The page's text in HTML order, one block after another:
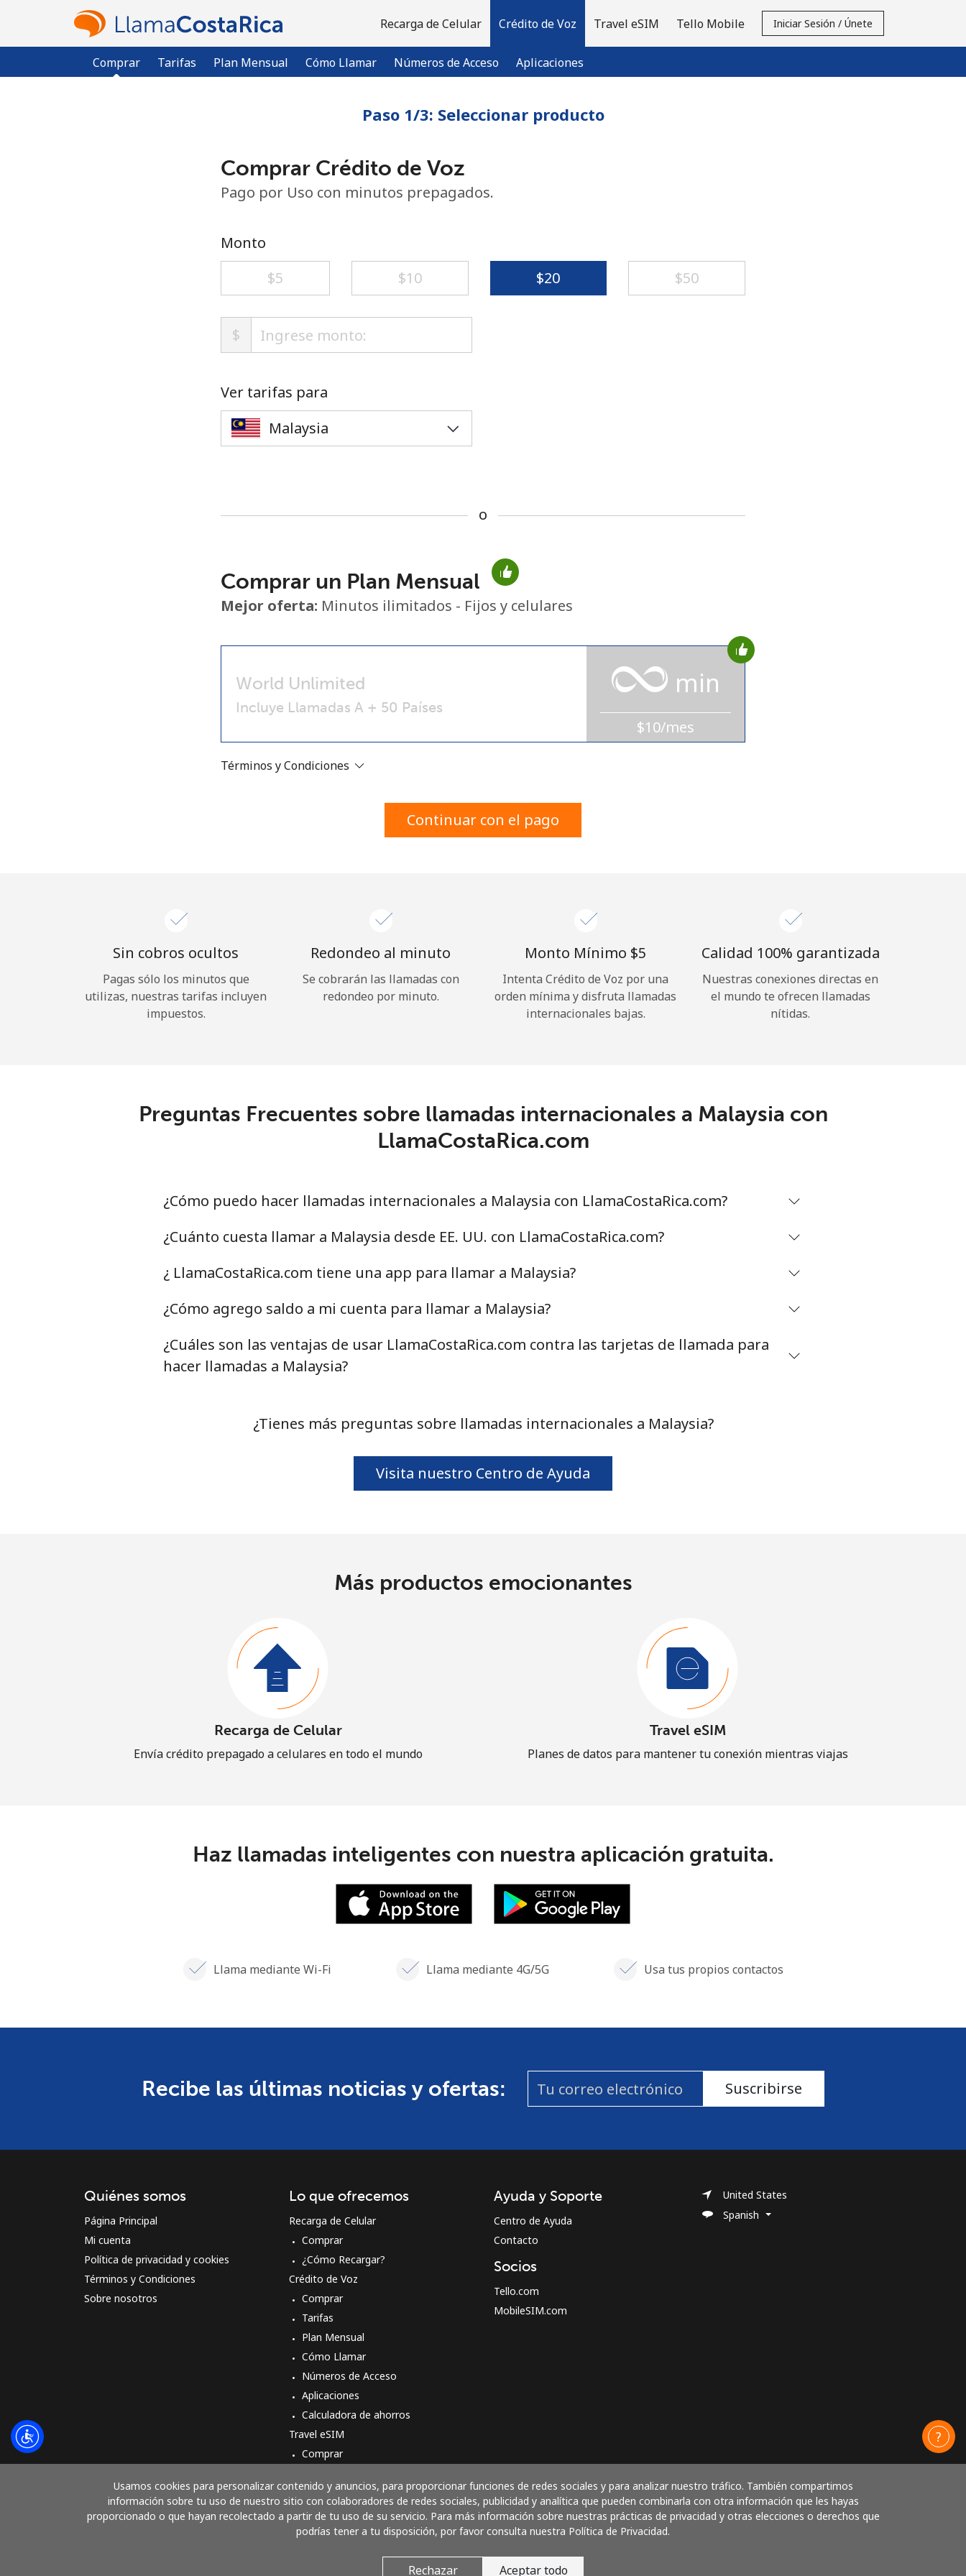
Recarga de Celular Crédito de Voz
Comprar Tarifas Plan Mensual Cómo Llamar Números de Acceso Aplicaciones
Travel eSIM Tello Mobile Iniciar Sesión / Únete
No se ha creado una contraseña
Mínimo 8 caracteres
Un número
Al abrir una cuenta en este sitio web, estoy de
¿Olvidaste tu contraseña? →
Iniciar Sesión
Paso 1/3: Seleccionar producto
Comprar Crédito de Voz
Pago por Uso con minutos prepagados.
Monto
⁦$5⁩
⁦$10⁩ ⁦$20⁩ ⁦$50⁩
$
Ver tarifas para
o
Comprar un Plan Mensual
Mejor oferta: Minutos ilimitados - Fijos y celulares
World Unlimited
Incluye Llamadas A + 50 Países
min
$10/mes
Términos y Condiciones
Continuar con el pago
Sin cobros ocultos
Pagas sólo los minutos que
utilizas, nuestras tarifas incluyen
impuestos.
Redondeo al minuto
Se cobrarán las llamadas con
redondeo por minuto.
Monto Mínimo ⁦$5⁩
Intenta Crédito de Voz por una
orden mínima y disfruta llamadas
internacionales bajas.
Calidad 100% garantizada
Nuestras conexiones directas en
el mundo te ofrecen llamadas
nítidas.
Preguntas Frecuentes sobre llamadas internacionales a Malaysia con
LlamaCostaRica.com
¿Cómo puedo hacer llamadas internacionales a Malaysia con LlamaCostaRica.com?
¿Cuánto cuesta llamar a Malaysia desde EE. UU. con LlamaCostaRica.com?
¿ LlamaCostaRica.com tiene una app para llamar a Malaysia?
¿Cómo agrego saldo a mi cuenta para llamar a Malaysia?
¿Cuáles son las ventajas de usar LlamaCostaRica.com contra las tarjetas de llamada para
hacer llamadas a Malaysia?
¿Tienes más preguntas sobre llamadas internacionales a Malaysia?
Visita nuestro Centro de Ayuda
Más productos emocionantes
Recarga de Celular
Envía crédito prepagado a celulares en todo el mundo
Travel eSIM
Planes de datos para mantener tu conexión mientras viajas
Haz llamadas inteligentes con nuestra aplicación gratuita.
Llama mediante Wi-Fi Llama mediante 4G/5G Usa tus propios contactos
Recibe las últimas noticias y ofertas: Suscribirse
Usamos cookies para personalizar contenido y anuncios, para proporcionar funciones de redes sociales y para analizar nuestro tráfico. También compartimos
información sobre tu uso de nuestro sitio con colaboradores de redes sociales, publicidad y analítica que pueden combinarla con otra información que les hayas
proporcionado o que hayan recolectado a partir de tu uso de su servicio. Para más información sobre nuestras prácticas de privacidad y otras elecciones o derechos que
podrías tener a tu disposición, por favor consulta nuestra Política de Privacidad.
Rechazar Aceptar todo
Quiénes somos
Página Principal
Mi cuenta
Política de privacidad y cookies
Términos y Condiciones
Sobre nosotros
Lo que ofrecemos
Recarga de Celular
Comprar
¿Cómo Recargar?
Crédito de Voz
Comprar
Tarifas
Plan Mensual
Cómo Llamar
Números de Acceso
Aplicaciones
Calculadora de ahorros
Travel eSIM
Comprar
Ayuda y Soporte
Centro de Ayuda
Contacto
Socios
Tello.com
MobileSIM.com
United States
Spanish